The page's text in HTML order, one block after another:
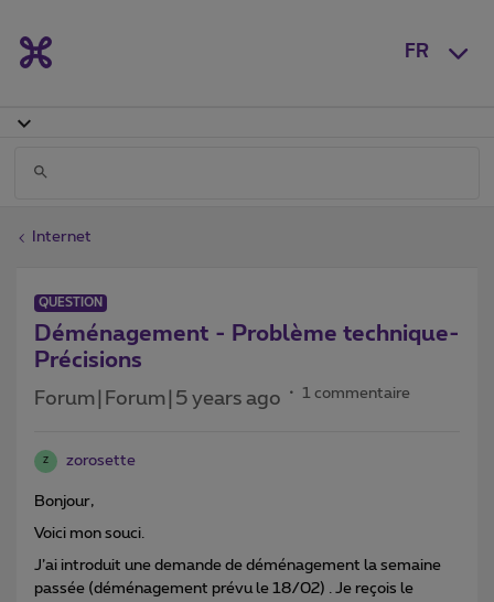
FR
Internet
QUESTION
Déménagement - Problème technique-
Précisions
Forum|Forum|5 years ago 1 commentaire
Z zorosette
Bonjour,
Voici mon souci.
J’ai introduit une demande de déménagement la semaine
passée (déménagement prévu le 18/02) . Je reçois le